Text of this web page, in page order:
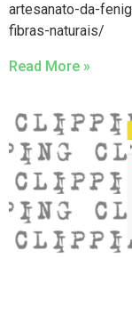
artesanato-da-
fibras-naturais/
Read More »